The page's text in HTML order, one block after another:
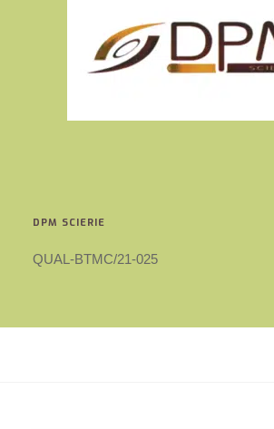
DPM SCIERIE
QUAL-BTMC/21-025